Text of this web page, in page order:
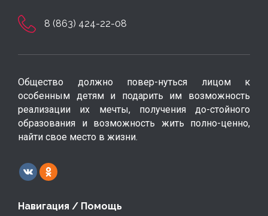
8 (863) 424-22-08
Общество должно повер-нуться лицом к
особенным детям и подарить им возможность
реализации их мечты, получения до-стойного
образования и возможность жить полно-ценно,
найти свое место в жизни.
Навигация / Помощь